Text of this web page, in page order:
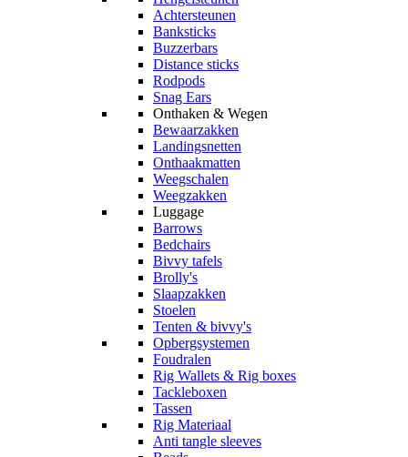
Achtersteunen
Banksticks
Buzzerbars
Distance sticks
Rodpods
Snag Ears
Onthaken & Wegen
Bewaarzakken
Landingsnetten
Onthaakmatten
Weegschalen
Weegzakken
Luggage
Barrows
Bedchairs
Bivvy tafels
Brolly's
Slaapzakken
Stoelen
Tenten & bivvy's
Opbergsystemen
Foudralen
Rig Wallets & Rig boxes
Tackleboxen
Tassen
Rig Materiaal
Anti tangle sleeves